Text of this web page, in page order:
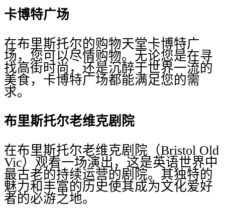
卡博特广场
在布里斯托尔的购物天堂卡博特广
场，您可以尽情购物。无论您是在寻
找高街时尚，还是沉醉于世界一流的
美食，卡博特广场都能满足您的需
求。
布里斯托尔老维克剧院
在布里斯托尔老维克剧院（Bristol Old
Vic）观看一场演出，这是英语世界中
最古老的持续运营的剧院。其独特的
魅力和丰富的历史使其成为文化爱好
者的必游之地。